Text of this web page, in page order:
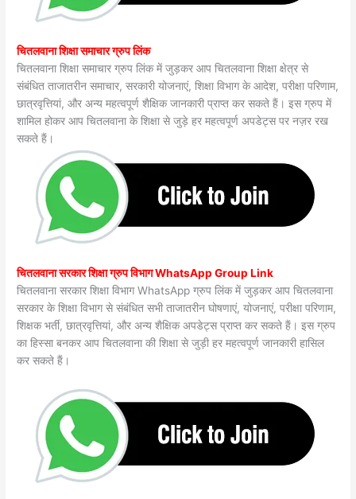
चितलवाना शिक्षा समाचार ग्रुप लिंक
चितलवाना शिक्षा समाचार ग्रुप लिंक में जुड़कर आप चितलवाना शिक्षा क्षेत्र से
संबंधित ताजातरीन समाचार, सरकारी योजनाएं, शिक्षा विभाग के आदेश, परीक्षा परिणाम,
छात्रवृत्तियां, और अन्य महत्वपूर्ण शैक्षिक जानकारी प्राप्त कर सकते हैं। इस ग्रुप में
शामिल होकर आप चितलवाना के शिक्षा से जुड़े हर महत्वपूर्ण अपडेट्स पर नज़र रख
सकते हैं।
चितलवाना सरकार शिक्षा ग्रुप विभाग WhatsApp Group Link
चितलवाना सरकार शिक्षा विभाग WhatsApp ग्रुप लिंक में जुड़कर आप चितलवाना
सरकार के शिक्षा विभाग से संबंधित सभी ताजातरीन घोषणाएं, योजनाएं, परीक्षा परिणाम,
शिक्षक भर्ती, छात्रवृत्तियां, और अन्य शैक्षिक अपडेट्स प्राप्त कर सकते हैं। इस ग्रुप
का हिस्सा बनकर आप चितलवाना की शिक्षा से जुड़ी हर महत्वपूर्ण जानकारी हासिल
कर सकते हैं।